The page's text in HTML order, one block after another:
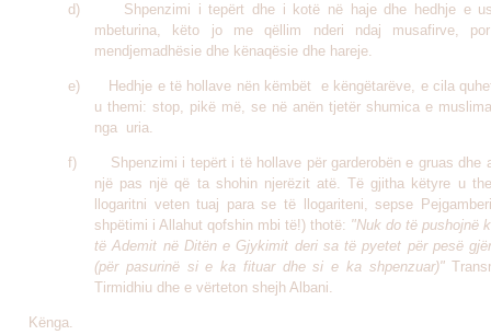
d)
Shpenzimi i tepërt dhe i kotë në haje dhe hedhje e
mbeturina, këto jo me qëllim nderi ndaj musafirve,
mendjemadhësie dhe kënaqësie dhe hareje.
e)
Hedhje e të hollave nën këmbët e këngëtarëve, e cila
u themi: stop, pikë më, se në anën tjetër shumica e
nga uria.
f)
Shpenzimi i tepërt i të hollave për garderobën e gruas dhe
një pas një që ta shohin njerëzit atë. Të gjitha këtyre u
llogaritni veten tuaj para se të llogariteni, sepse
shpëtimi i Allahut qofshin mbi të!) thotë: "Nuk do të pushojnë
të Ademit në Ditën e Gjykimit deri sa të pyetet për pesë
(për pasurinë si e ka fituar dhe si e ka shpenzuar)"
Tirmidhiu dhe e vërteton shejh Albani.
Kënga.